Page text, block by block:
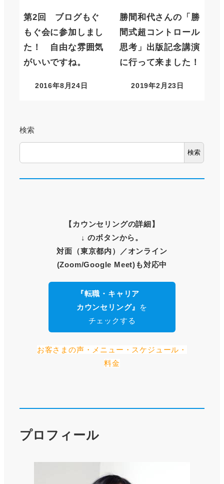
第2回 ブログもぐ
もぐ会に参加しまし
た！ 自由な雰囲気
がいいですね。
2016年8月24日
勝間和代さんの「勝
間式超コントロール
思考」出版記念講演
に行って来ました！
2019年2月23日
検索
検索
【カウンセリングの詳細】
↓ のボタンから。
対面（東京都内）
／オンライン
(Zoom/Google Meet)も対応中
『転職・キャリア
カウンセリング』
を
チェックする
お客さまの声・メニュー・スケジュール・
料金
プロフィール